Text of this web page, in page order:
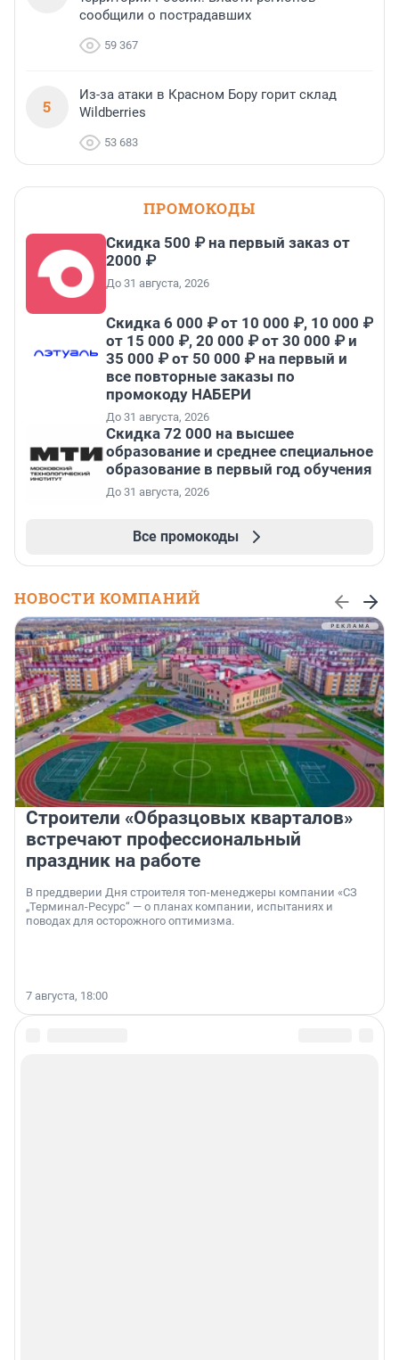
сообщили о пострадавших
59 367
5
Из-за атаки в Красном Бору горит склад
Wildberries
53 683
ПРОМОКОДЫ
Скидка 500 ₽ на первый заказ от
2000 ₽
До 31 августа, 2026
Скидка 6 000 ₽ от 10 000 ₽, 10 000 ₽
от 15 000 ₽, 20 000 ₽ от 30 000 ₽ и
35 000 ₽ от 50 000 ₽ на первый и
все повторные заказы по
промокоду НАБЕРИ
До 31 августа, 2026
Скидка 72 000 на высшее
образование и среднее специальное
образование в первый год обучения
До 31 августа, 2026
Все промокоды
НОВОСТИ КОМПАНИЙ
Строители «Образцовых кварталов»
встречают профессиональный
праздник на работе
В преддверии Дня строителя топ-менеджеры компании «СЗ
„Терминал-Ресурс“ — о планах компании, испытаниях и
поводах для осторожного оптимизма.
7 августа, 18:00